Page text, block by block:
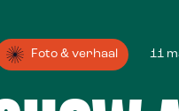
Foto & verhaal 11